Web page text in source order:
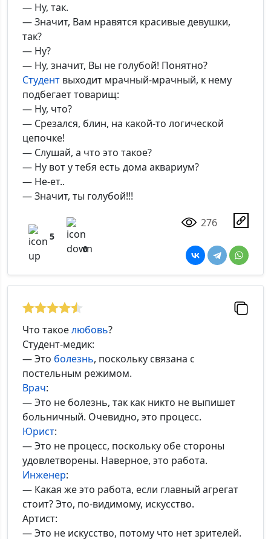
— Ну, так.
— Значит, Вам нравятся красивые девушки,
так?
— Ну?
— Ну, значит, Вы не голубой! Понятно?
Студент выходит мрачный-мрачный, к нему
подбегает товарищ:
— Ну, что?
— Срезался, блин, на какой-то логической
цепочке!
— Слушай, а что это такое?
— Ну вот у тебя есть дома аквариум?
— Не-ет..
— Значит, ты голубой!!!
5
0
276
Что такоелюбовь?
Студент-медик:
— Это болезнь, поскольку связана с
постельным режимом.
Врач:
— Это не болезнь, так как никто не выпишет
больничный. Очевидно, это процесс.
Юрист:
— Это не процесс, поскольку обе стороны
удовлетворены. Наверное, это работа.
Инженер:
— Какая же это работа, если главный агрегат
стоит? Это, по-видимому, искусство.
Артист:
— Это не искусство, потому что нет зрителей.